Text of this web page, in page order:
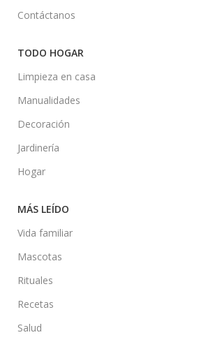
Contáctanos
TODO HOGAR
Limpieza en casa
Manualidades
Decoración
Jardinería
Hogar
MÁS LEÍDO
Vida familiar
Mascotas
Rituales
Recetas
Salud